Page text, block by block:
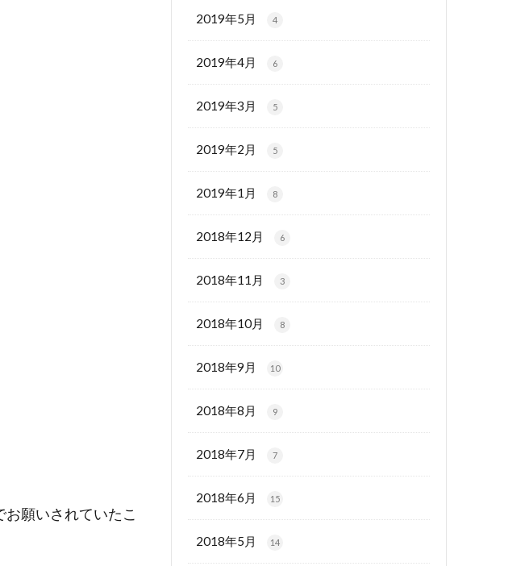
願いされていたこ
2019年5月 4
2019年4月 6
2019年3月 5
2019年2月 5
2019年1月 8
2018年12月 6
2018年11月 3
2018年10月 8
2018年9月 10
2018年8月 9
2018年7月 7
2018年6月 15
2018年5月 14